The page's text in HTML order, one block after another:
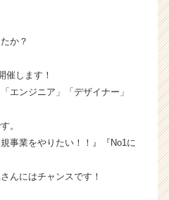
か？
催します！
エンジニア」「デザイナー」
。
事業をやりたい！！』『No1に
んにはチャンスです！